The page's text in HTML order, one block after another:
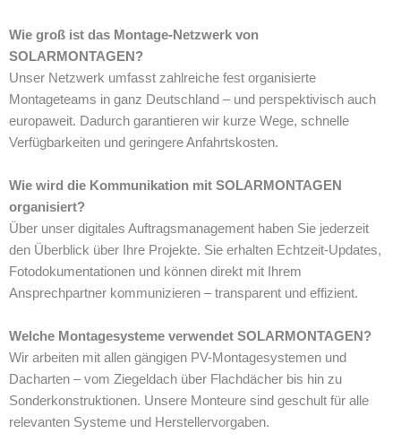
Wie groß ist das Montage-Netzwerk von
SOLARMONTAGEN?
Unser Netzwerk umfasst zahlreiche fest organisierte
Montageteams in ganz Deutschland – und perspektivisch auch
europaweit. Dadurch garantieren wir kurze Wege, schnelle
Verfügbarkeiten und geringere Anfahrtskosten.
Wie wird die Kommunikation mit SOLARMONTAGEN
organisiert?
Über unser digitales Auftragsmanagement haben Sie jederzeit
den Überblick über Ihre Projekte. Sie erhalten Echtzeit-Updates,
Fotodokumentationen und können direkt mit Ihrem
Ansprechpartner kommunizieren – transparent und effizient.
Welche Montagesysteme verwendet SOLARMONTAGEN?
Wir arbeiten mit allen gängigen PV-Montagesystemen und
Dacharten – vom Ziegeldach über Flachdächer bis hin zu
Sonderkonstruktionen. Unsere Monteure sind geschult für alle
relevanten Systeme und Herstellervorgaben.